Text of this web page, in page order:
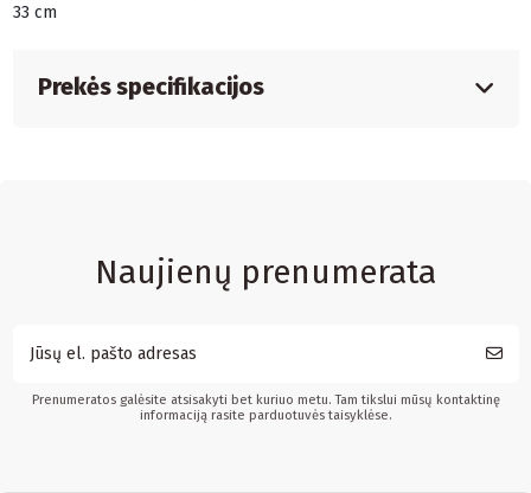
33 cm
Prekės specifikacijos
Naujienų prenumerata
Prenumeratos galėsite atsisakyti bet kuriuo metu. Tam tikslui mūsų kontaktinę
informaciją rasite parduotuvės taisyklėse.